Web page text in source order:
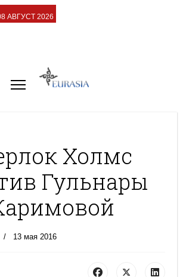
АВГУСТ 2026
Холмс
Гульнары
13 мая 2016